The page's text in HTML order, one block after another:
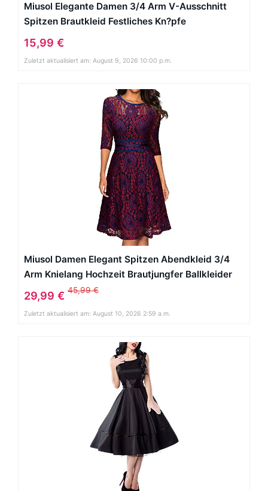
Miusol Elegante Damen 3/4 Arm V-Ausschnitt
Spitzen Brautkleid Festliches Kn?pfe
Cocktailkleid Langes Abendkleid Navy Blau Gr.S
15,99 €
Zuletzt aktualisiert am: August 9, 2026 10:00 p.m.
Miusol Damen Elegant Spitzen Abendkleid 3/4
Arm Knielang Hochzeit Brautjungfer Ballkleider
Rot Gr.S
29,99 € 45,99 €
Zuletzt aktualisiert am: August 10, 2026 2:59 a.m.